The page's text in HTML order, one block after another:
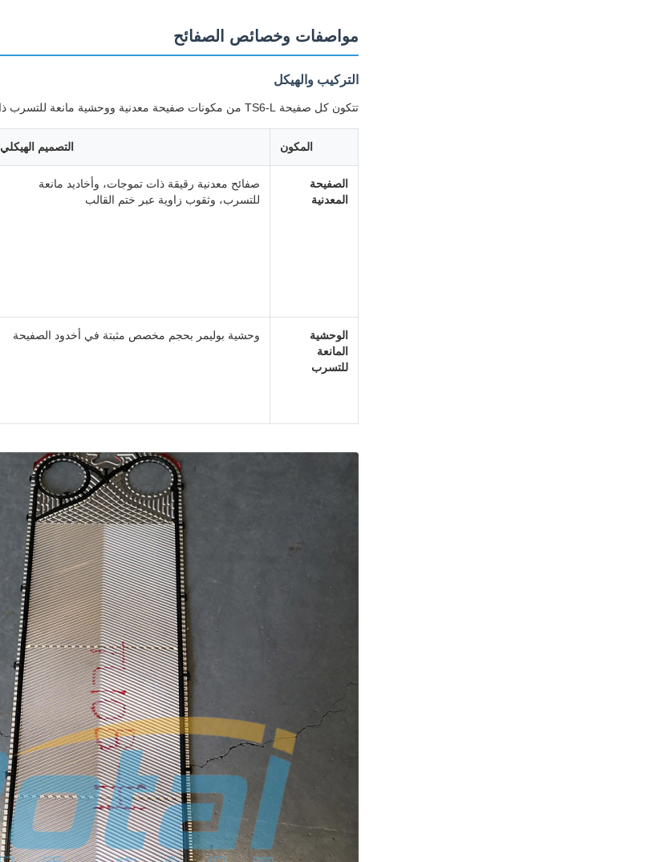
مواصفات وخصائص الصفائح
التركيب والهيكل
تتكون كل صفيحة TS6-L من مكونات صفيحة معدنية ووحشية مانعة للتسرب ذات وظائف متكاملة:
المكون التصميم الهيكلي
الصفيحة
المعدنية
صفائح معدنية رقيقة ذات تموجات، وأخاديد مانعة
للتسرب، وثقوب زاوية عبر ختم القالب
الوحشية
المانعة
للتسرب
وحشية بوليمر بحجم مخصص مثبتة في أخدود الصفيحة